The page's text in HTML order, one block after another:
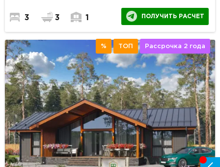
3 3 1 ПОЛУЧИТЬ РАСЧЕТ
% ТОП Рассрочка 2 года